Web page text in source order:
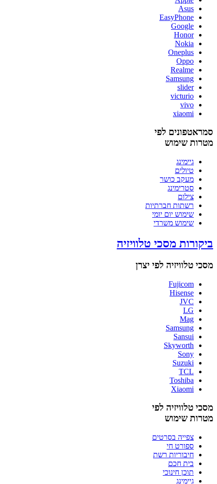
Asus
EasyPhone
Google
Honor
Nokia
Oneplus
Oppo
Realme
Samsung
slider
victurio
vivo
xiaomi
סמראטפונים לפי
מטרות שימוש
גיימינג
טיולים
מעקב כושר
סטרימינג
צילום
רשתות חברתיות
שימוש יום יומי
שימוש משרדי
ביקורות מסכי טלוויזיה
מסכי טלוויזיה לפי יצרן
Fujicom
Hisense
JVC
LG
Mag
Samsung
Sansui
Skyworth
Sony
Suzuki
TCL
Toshiba
Xiaomi
מסכי טלוויזיה לפי
מטרות שימוש
צפייה בסרטים
ספורט חי
חיבוריות רשת
בית חכם
תוכן חינוכי
גיימינג